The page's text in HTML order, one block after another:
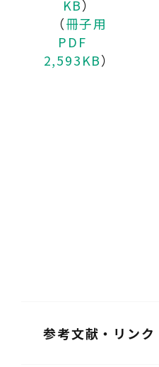
KB）
（冊子用
PDF
2,593KB）
参考文献・リンク